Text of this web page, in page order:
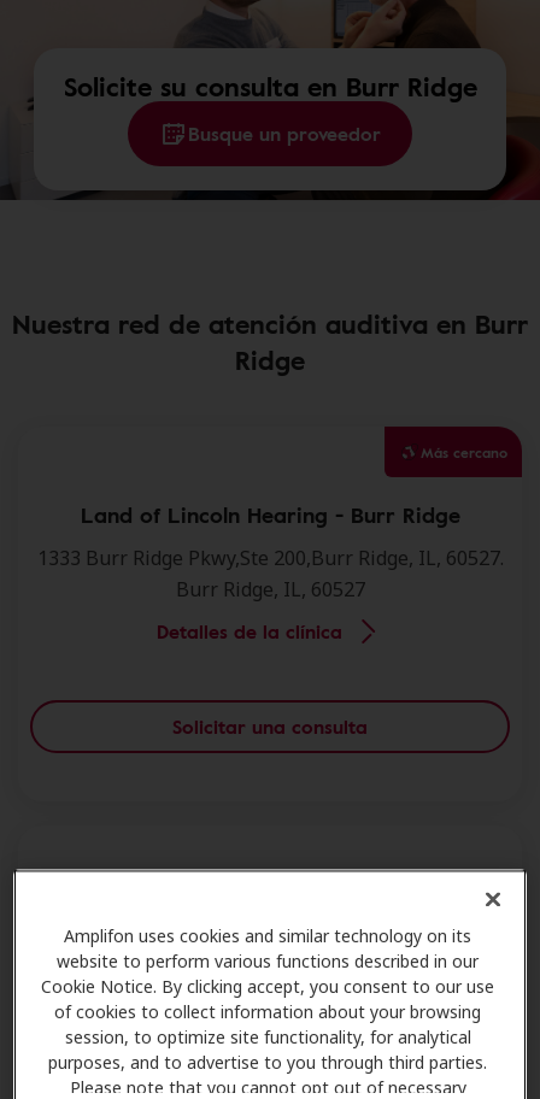
Amplifon uses cookies and similar technology on its
website to perform various functions described in our
Cookie Notice. By clicking accept, you consent to our use
of cookies to collect information about your browsing
session, to optimize site functionality, for analytical
purposes, and to advertise to you through third parties.
Please note that you cannot opt out of necessary
Solicite su consulta en Burr Ridge
Busque un proveedor
Nuestra red de atención auditiva en Burr
Ridge
Más cercano
Land of Lincoln Hearing - Burr Ridge
1333 Burr Ridge Pkwy,Ste 200,Burr Ridge, IL, 60527.
Burr Ridge, IL, 60527
Detalles de la clínica
Solicitar una consulta
South Suburban Hearing Health Center - Burr
Ridge
1333 Burr Ridge Pkwy,Burr Ridge, IL, 60527.
Burr Ridge, IL, 60527
Detalles de la clínica